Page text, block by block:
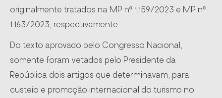
originalmente tratados na MP nº 1.159/2023 e MP nº
1.163/2023, respectivamente.
Do texto aprovado pelo Congresso Nacional,
somente foram vetados pelo Presidente da
República dois artigos que determinavam, para
custeio e promoção internacional do turismo no